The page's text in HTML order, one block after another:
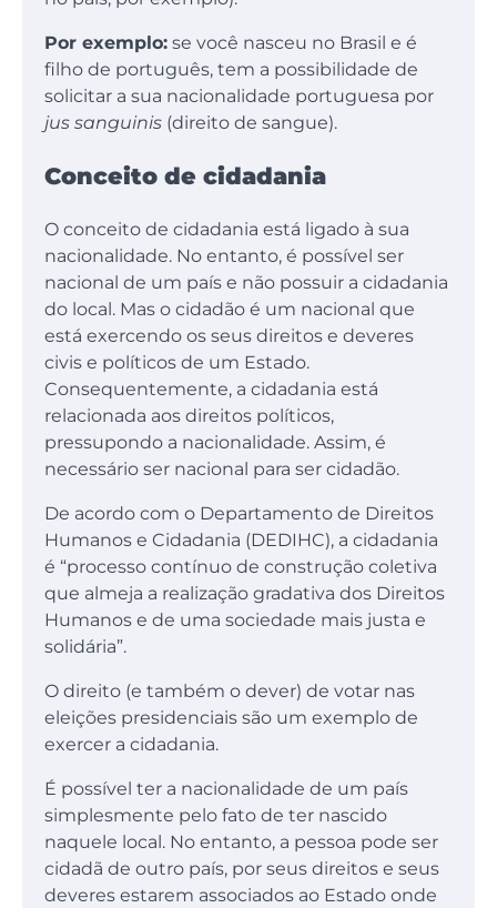
Por exemplo: se você nasceu no Brasil e é
filho de português, tem a possibilidade de
solicitar a sua nacionalidade portuguesa por
jus sanguinis (direito de sangue).
Conceito de cidadania
O conceito de cidadania está ligado à sua
nacionalidade. No entanto, é possível ser
nacional de um país e não possuir a cidadania
do local. Mas o cidadão é um nacional que
está exercendo os seus direitos e deveres
civis e políticos de um Estado.
Consequentemente, a cidadania está
relacionada aos direitos políticos,
pressupondo a nacionalidade. Assim, é
necessário ser nacional para ser cidadão.
De acordo com o Departamento de Direitos
Humanos e Cidadania (DEDIHC), a cidadania
é “processo contínuo de construção coletiva
que almeja a realização gradativa dos Direitos
Humanos e de uma sociedade mais justa e
solidária”.
O direito (e também o dever) de votar nas
eleições presidenciais são um exemplo de
exercer a cidadania.
É possível ter a nacionalidade de um país
simplesmente pelo fato de ter nascido
naquele local. No entanto, a pessoa pode ser
cidadã de outro país, por seus direitos e seus
deveres estarem associados ao Estado onde